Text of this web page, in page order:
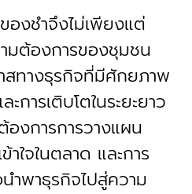
องชำจึงไม่เพียงแต่
มต้องการของชุมชน
สทางธุรกิจที่มีศักยภาพ
ะการเติบโตในระยะยาว
องการการวางแผน
ใจในตลาด และการ
ำพาธุรกิจไปสู่ความ